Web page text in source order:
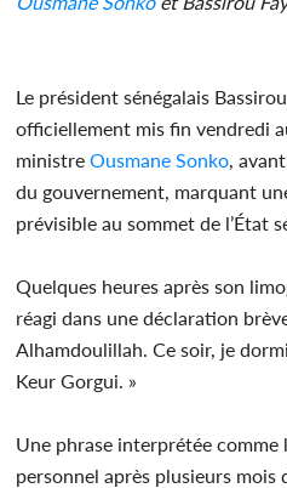
Le président sénégalais
officiellement mis fin vendredi
ministreOusmane Sonko,
du gouvernement, marquant
prévisible au sommet de l’État
Quelques heures après son
réagi dans une déclaration
Alhamdoulillah. Ce soir, je
Keur Gorgui. »
Une phrase interprétée comme
personnel après plusieurs mois